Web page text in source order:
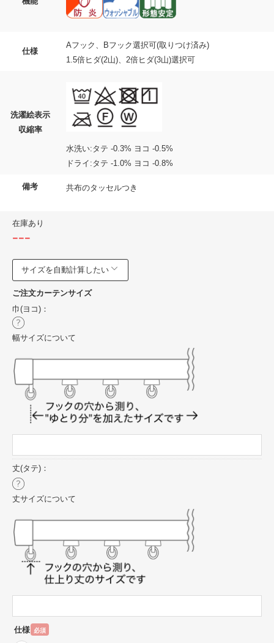
仕様
Aフック、Bフック選択可(取りつけ済み)
1.5倍ヒダ(2山)、2倍ヒダ(3山)選択可
洗濯絵表示
収縮率
水洗い:タテ -0.3% ヨコ -0.5%
ドライ:タテ -1.0% ヨコ -0.8%
備考 共布のタッセルつき
在庫あり
---
サイズを自動計算したい
ご注文カーテンサイズ
巾(ヨコ)：
幅サイズについて
丈(タテ)：
丈サイズについて
仕様 必須